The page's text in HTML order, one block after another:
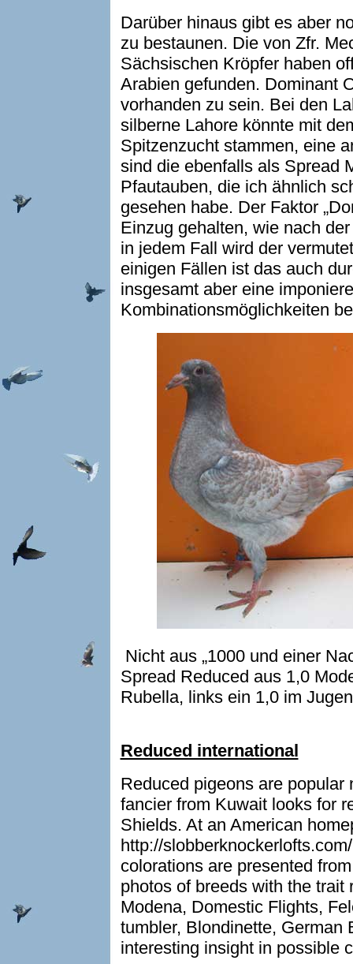
Darüber hinaus gibt es aber
zu bestaunen. Die von Zfr.
Sächsischen Kröpfer haben
Arabien gefunden. Dominant
vorhanden zu sein. Bei den
silberne Lahore könnte mit
Spitzenzucht stammen, eine
sind die ebenfalls als Spread
Pfautauben, die ich ähnlich
gesehen habe. Der Faktor
Einzug gehalten, wie nach
in jedem Fall wird der
einigen Fällen ist das auch
insgesamt aber eine
Kombinationsmöglichkeiten
Nicht aus „1000 und einer
Spread Reduced aus 1,0
Rubella, links ein 1,0 im
Reduced international
Reduced pigeons are
fancier from Kuwait looks for
Shields. At an American
http://
colorations are presented
photos of breeds with the
Modena, Domestic Flights,
tumbler, Blondinette, German
interesting insight in possible